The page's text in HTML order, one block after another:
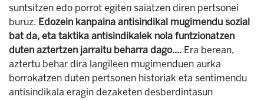
suntsitzen edo porrot egiten saiatzen diren pertsonei
buruz. Edozein kanpaina antisindikal mugimendu sozial
bat da, eta taktika antisindikalek nola funtzionatzen
duten aztertzen jarraitu beharra dago.... Era berean,
aztertu behar dira langileen mugimenduen aurka
borrokatzen duten pertsonen historiak eta sentimendu
antisindikala eragin dezaketen desberdintasun